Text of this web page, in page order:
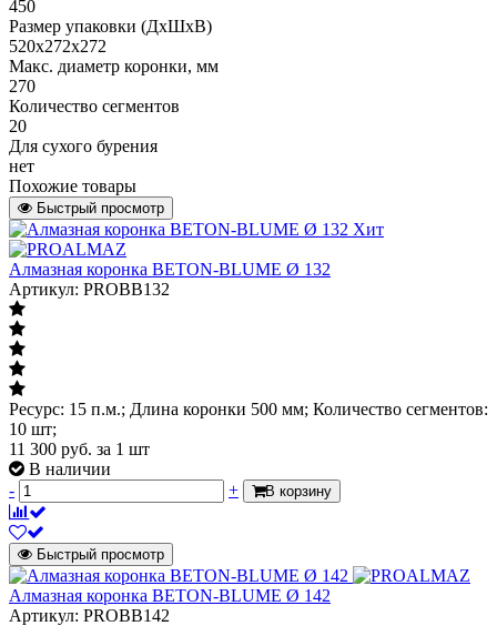
450
Размер упаковки (ДхШхВ)
520х272х272
Макс. диаметр коронки, мм
270
Количество сегментов
20
Для сухого бурения
нет
Похожие товары
Быстрый просмотр
Хит
Алмазная коронка BETON-BLUME Ø 132
Артикул: PROBB132
Ресурс: 15 п.м.; Длина коронки 500 мм; Количество сегментов:
10 шт;
11 300 руб. за 1 шт
В наличии
-
+ В корзину
Быстрый просмотр
Алмазная коронка BETON-BLUME Ø 142
Артикул: PROBB142